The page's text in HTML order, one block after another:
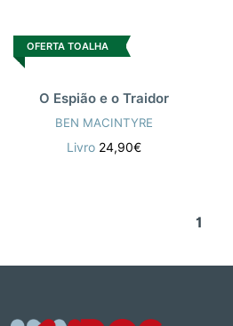
OFERTA TOALHA
O Espião e o Traidor
BEN MACINTYRE
Livro 24,90€
1